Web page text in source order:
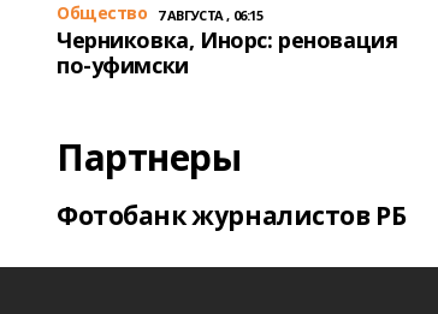
Общество 7 АВГУСТА , 06:15
Черниковка, Инорс: реновация
по-уфимски
Партнеры
Фотобанк журналистов РБ